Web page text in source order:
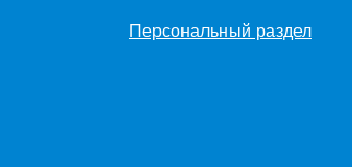
Персональный раздел